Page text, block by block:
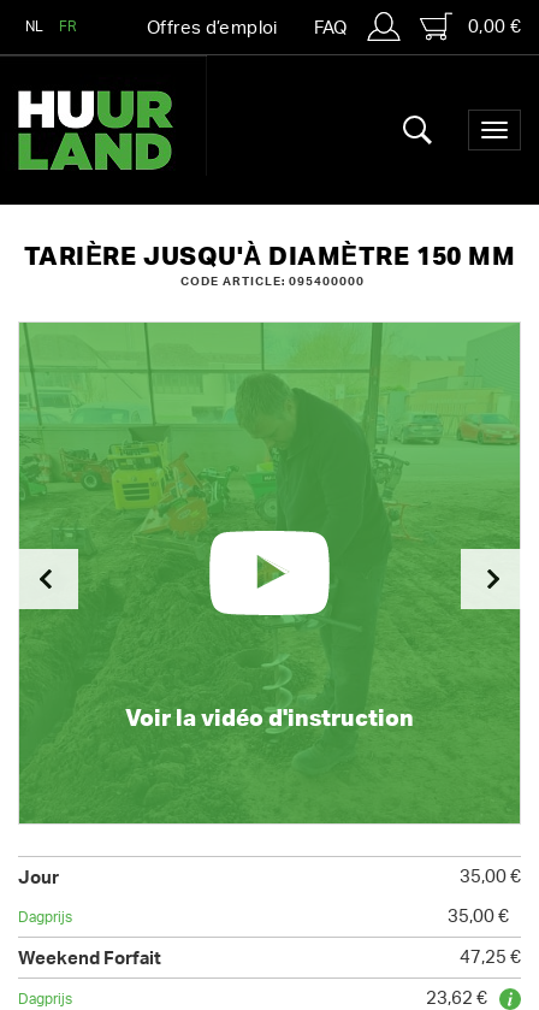
NL FR Offres d’emploi FAQ 0,00 €
TARIÈRE JUSQU'À DIAMÈTRE 150 MM
CODE ARTICLE: 095400000
Voir la vidéo d'instruction
35,00 €
35,00 €
47,25 €
23,62 €